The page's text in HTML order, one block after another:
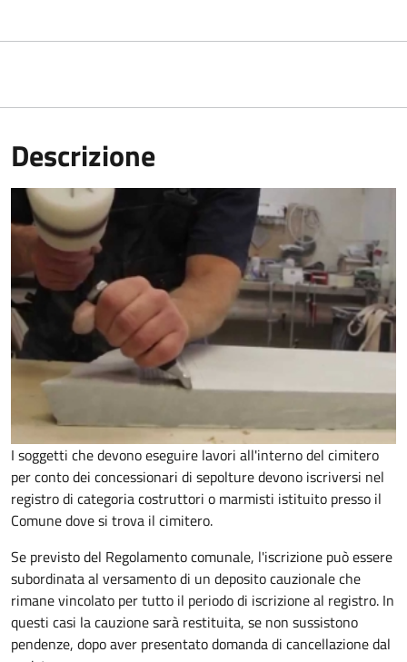
Descrizione
I soggetti che devono eseguire lavori all'interno del cimitero
per conto dei concessionari di sepolture devono iscriversi nel
registro di categoria costruttori o marmisti istituito presso il
Comune dove si trova il cimitero.
Se previsto del Regolamento comunale, l'iscrizione può essere
subordinata al versamento di un deposito cauzionale che
rimane vincolato per tutto il periodo di iscrizione al registro. In
questi casi la cauzione sarà restituita, se non sussistono
pendenze, dopo aver presentato domanda di cancellazione dal